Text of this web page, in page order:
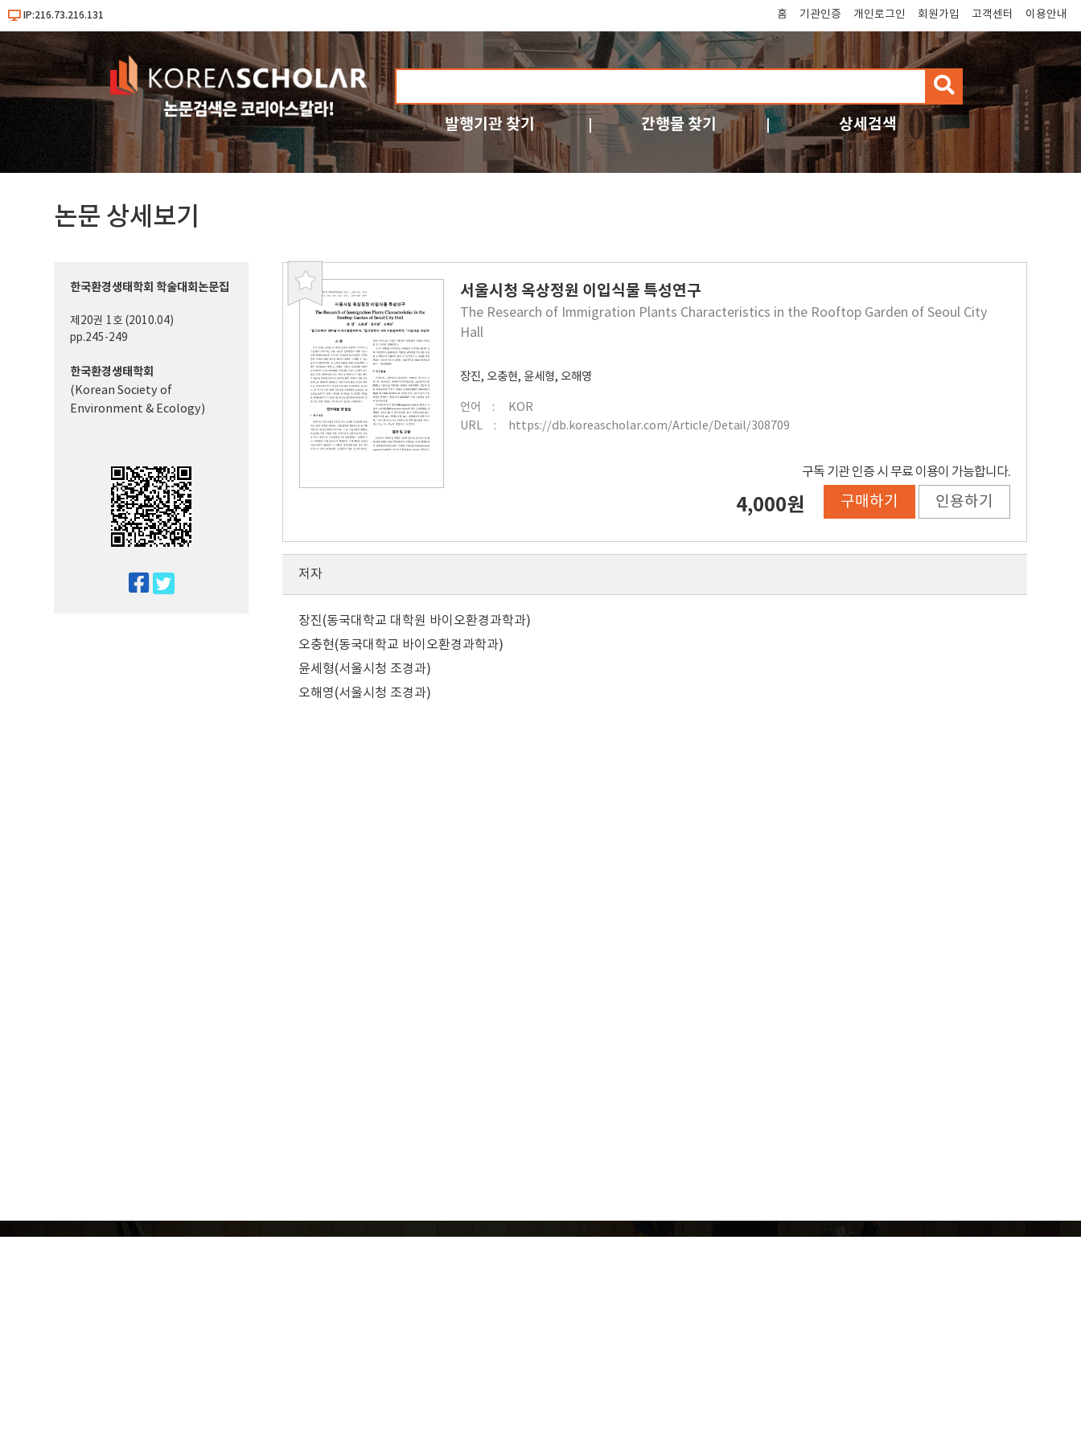
IP:216.73.216.131 홈 기관인증 개인로그인 회원가입 고객센터 이용안내
검
색
발행기관 찾기 간행물 찾기 상세검색
논문 상세보기
북
서울시청 옥상정원 이입식물 특성연구
The Research of Immigration Plants Characteristics in the Rooftop Garden of Seoul City
Hall
장진, 오충현, 윤세형, 오해영
언어
KOR
URL
https://db.koreascholar.com/Article/Detail/308709
구독 기관 인증 시 무료 이용이 가능합니다.
4,000원 구매하기 인용하기
한국환경생태학회 학술대회논문집
제20권 1호 (2010.04)
pp.245-249
한국환경생태학회
(Korean Society of
Environment & Ecology)
저자
장진(동국대학교 대학원 바이오환경과학과)
오충현(동국대학교 바이오환경과학과)
윤세형(서울시청 조경과)
오해영(서울시청 조경과)